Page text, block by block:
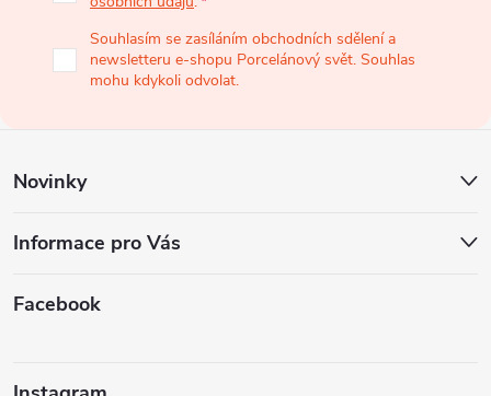
í
Souhlasím se zasíláním obchodních sdělení a
newsletteru e-shopu Porcelánový svět. Souhlas
mohu kdykoli odvolat.
Novinky
Informace pro Vás
Facebook